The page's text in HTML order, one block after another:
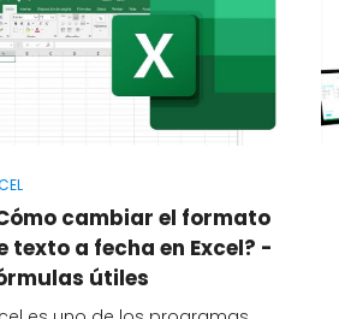
cambiar el formato
texto a fecha en Excel? -
útiles